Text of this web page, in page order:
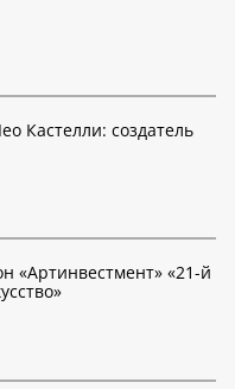
Кастелли: создатель
«Артинвестмент» «21-й